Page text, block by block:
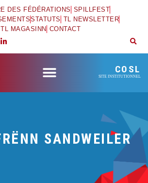
DES FÉDÉRATIONS SPILLFEST
STATUTS TL NEWSLETTER
TL MAGASINN CONTACT
COSL
SITE INSTITUTIONNEL
SANDWEILER